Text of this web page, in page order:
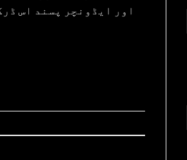
اور ایڈونچر پسند اس